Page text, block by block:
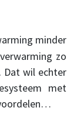
minder
zo
Dat wil echter
met